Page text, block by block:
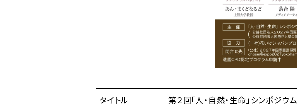
タイトル
第２回「人・自然・生命」シンポジウム